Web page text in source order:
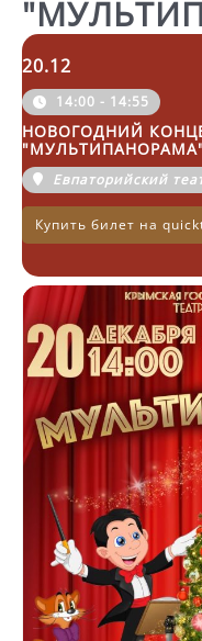
20.12
14:00 - 14:55
НОВОГОДНИЙ
Евпаторийский
Купить билет на